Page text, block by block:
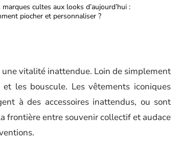
marques cultes aux looks d’aujourd’hui :
piocher et personnaliser ?
une vitalité inattendue. Loin de simplement
les bouscule. Les vêtements iconiques
à des accessoires inattendus, ou sont
frontière entre souvenir collectif et audace